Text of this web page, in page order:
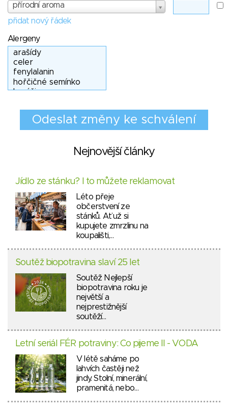
přírodní aroma
přidat nový řádek
Alergeny
Nejnovější články
Jídlo ze stánku? I to můžete reklamovat
Léto přeje
občerstvení ze
stánků. Ať už si
kupujete zmrzlinu na
koupališti,…
Soutěž biopotravina slaví 25 let
Soutěž Nejlepší
biopotravina roku je
největší a
nejprestižnější
soutěží…
Letní seriál FÉR potraviny: Co pijeme II - VODA
V létě saháme po
lahvích častěji než
jindy. Stolní, minerální,
pramenitá, nebo…